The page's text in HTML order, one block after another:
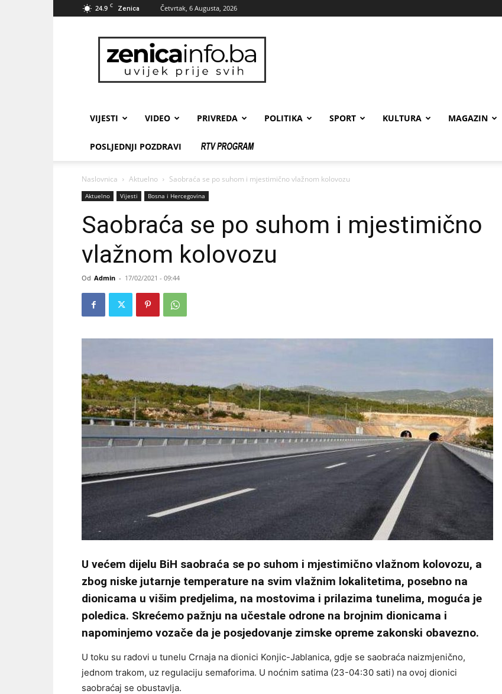
24.9 C Zenica Četvrtak, 6 Augusta, 2026
zenicainfo.ba
VIJESTI VIDEO PRIVREDA POLITIKA SPORT KULTURA MAGAZIN
POSLJEDNJI POZDRAVI
Naslovnica Aktuelno Saobraća se po suhom i mjestimično vlažnom kolovozu
Aktuelno Vijesti Bosna i Hercegovina
Saobraća se po suhom i mjestimično
vlažnom kolovozu
Od Admin - 17/02/2021 - 09:44
U većem dijelu BiH saobraća se po suhom i mjestimično vlažnom kolovozu, a
zbog niske jutarnje temperature na svim vlažnim lokalitetima, posebno na
dionicama u višim predjelima, na mostovima i prilazima tunelima, moguća je
poledica. Skrećemo pažnju na učestale odrone na brojnim dionicama i
napominjemo vozače da je posjedovanje zimske opreme zakonski obavezno.
U toku su radovi u tunelu Crnaja na dionici Konjic-Jablanica, gdje se saobraća naizmjenično,
jednom trakom, uz regulaciju semaforima. U noćnim satima (23-04:30 sati) na ovoj dionici
saobraćaj se obustavlja.